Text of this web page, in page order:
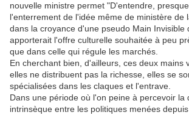
nouvelle ministre permet "D'entendre,
l'enterrement de l'idée même de ministère de
dans la croyance d'une pseudo Main Invisible
apporterait l'offre culturelle souhaitée à peu
que dans celle qui régule les marchés.
En cherchant bien, d'ailleurs, ces deux mains
elles ne distribuent pas la richesse, elles se
spécialisées dans les claques et l'entrave.
Dans une période où l'on peine à percevoir la
intrinsèque entre les politiques menées